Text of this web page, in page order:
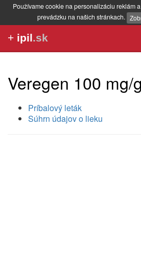
Používame cookie na personalizáciu reklám
prevádzku na našich stránkach.
+ ipil.sk
Veregen 100 mg/
Príbalový leták
Súhrn údajov o lieku